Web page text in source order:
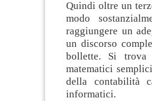
Quindi oltre un
modo
raggiungere un
un discorso
bollette. Si trova
matematici
della contabilità
informatici.